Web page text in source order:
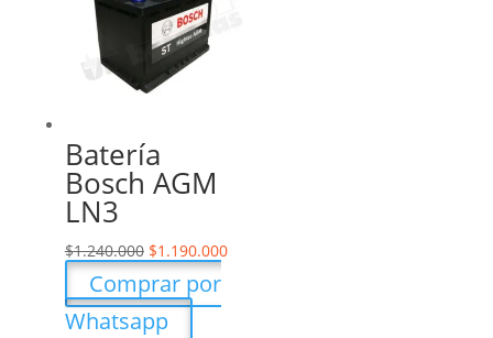
Batería
Bosch AGM
LN3
$1.240.000 $1.190.000
Comprar por
Whatsapp